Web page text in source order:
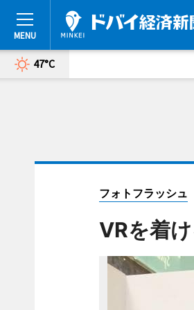
47°C
フォトフラッシュ
VRを着